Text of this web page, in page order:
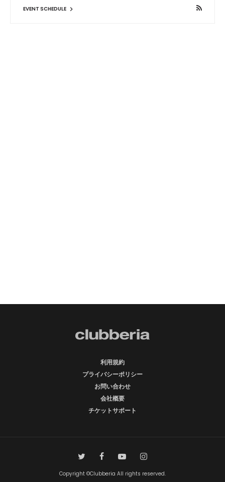
EVENT SCHEDULE
利用規約
プライバシーポリシー
お問い合わせ
会社概要
チケットサポート
Copyright ©Clubberia All rights reserved.